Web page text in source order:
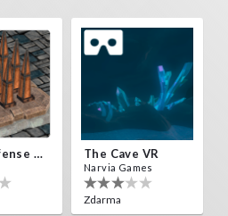
Traps Defense VR The Cave VR
Narvia Games
Zdarma